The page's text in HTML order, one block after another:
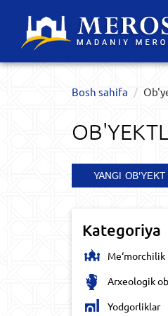
Bosh sahifa
YANGI
Kategoriya
Arxeologik
Yodgorliklar